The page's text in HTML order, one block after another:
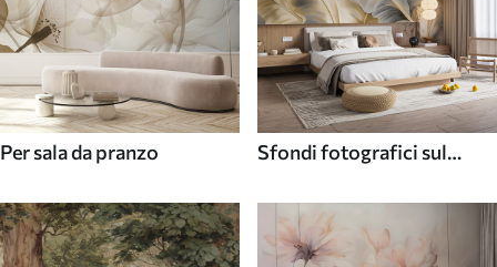
Per sala da pranzo
Sfondi fotografici sul